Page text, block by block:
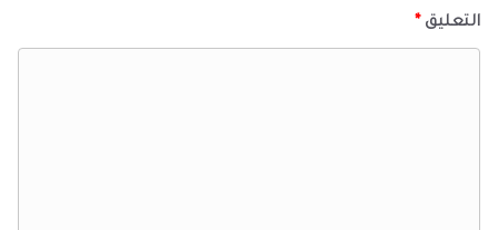
التعليق *